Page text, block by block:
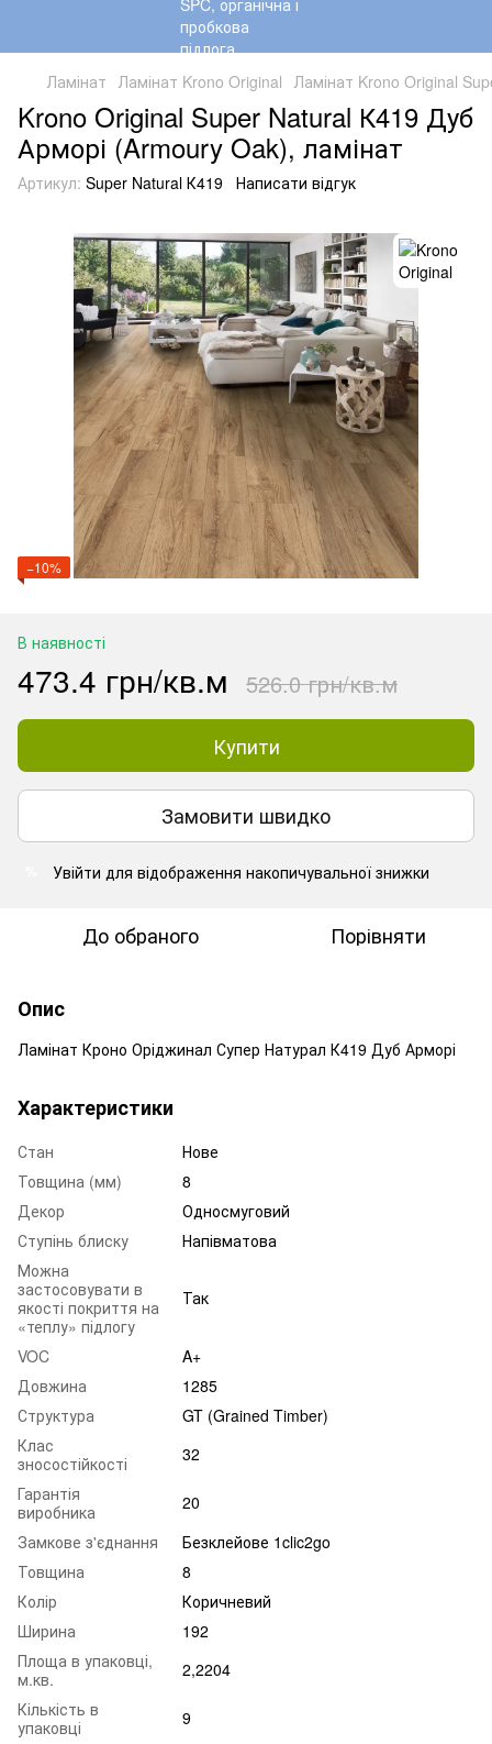
Ламінат Ламінат Krono Original Ламінат Krono Original
Krono Original Super Natural К419 Дуб
Арморі (Armoury Oak), ламінат
Артикул: Super Natural К419 Написати відгук
−10%
В наявності
473.4 грн/кв.м 526.0 грн/кв.м
Купити
Замовити швидко
Увійти для відображення накопичувальної знижки
До обраного Порівняти
Опис
Ламінат Кроно Оріджинал Супер Натурал К419 Дуб Арморі
Характеристики
Стан
Нове
Товщина (мм)
8
Декор
Односмуговий
Ступінь блиску
Напівматова
Можна
застосовувати в
якості покриття на
«теплу» підлогу
Так
VOC
A+
Довжина
1285
Структура
GT (Grained Timber)
Клас
зносостійкості
32
Гарантія
виробника
20
Замкове з'єднання
Безклейове 1clic2go
Товщина
8
Колір
Коричневий
Ширина
192
Площа в упаковці,
м.кв.
2,2204
Кількість в
упаковці
9